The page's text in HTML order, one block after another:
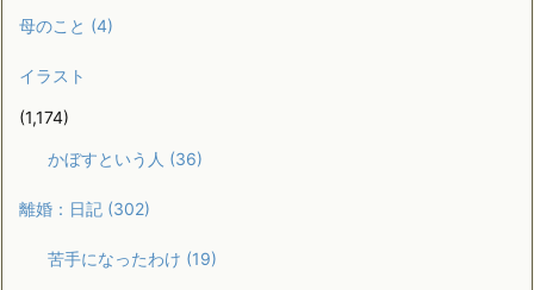
母のこと (4)
イラスト
(1,174)
かぼすという人 (36)
離婚：日記 (302)
苦手になったわけ (19)